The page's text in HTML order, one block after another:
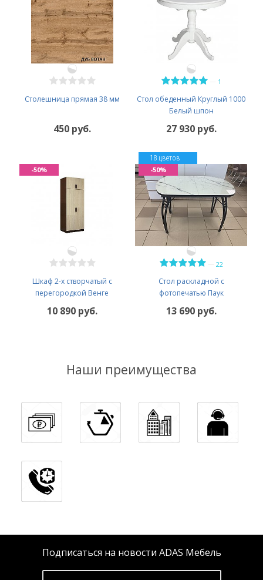
Столешница прямая 38 мм
450 руб.
1
Стол обеденный Круглый 1000
Белый шпон
27 930 руб.
Шкаф 2-х створчатый с
перегородкой Венге
10 890 руб.
-50%
22
Стол раскладной с
фотопечатью Паук
18 цветов
13 690 руб.
-50%
Наши преимущества
Подписаться на новости ADAS Мебель